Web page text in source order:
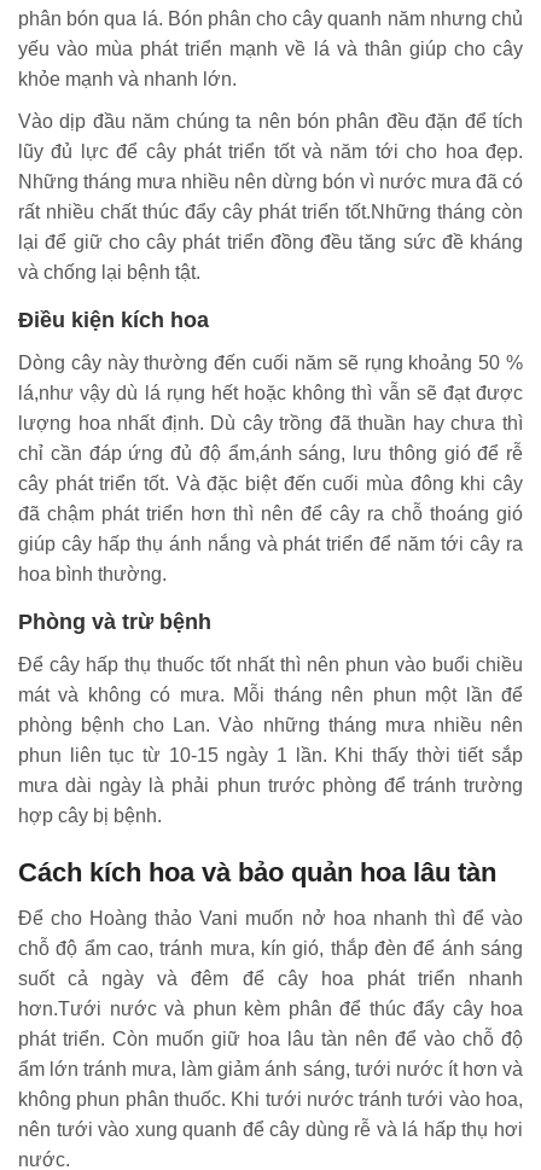
phân bón qua lá. Bón phân cho cây quanh năm nhưng chủ
yếu vào mùa phát triển mạnh về lá và thân giúp cho cây
khỏe mạnh và nhanh lớn.
Vào dịp đầu năm chúng ta nên bón phân đều đặn để tích
lũy đủ lực để cây phát triển tốt và năm tới cho hoa đẹp.
Những tháng mưa nhiều nên dừng bón vì nước mưa đã có
rất nhiều chất thúc đẩy cây phát triển tốt.Những tháng còn
lại để giữ cho cây phát triển đồng đều tăng sức đề kháng
và chống lại bệnh tật.
Điều kiện kích hoa
Dòng cây này thường đến cuối năm sẽ rụng khoảng 50 %
lá,như vậy dù lá rụng hết hoặc không thì vẫn sẽ đạt được
lượng hoa nhất định. Dù cây trồng đã thuần hay chưa thì
chỉ cần đáp ứng đủ độ ẩm,ánh sáng, lưu thông gió để rễ
cây phát triển tốt. Và đặc biệt đến cuối mùa đông khi cây
đã chậm phát triển hơn thì nên để cây ra chỗ thoáng gió
giúp cây hấp thụ ánh nắng và phát triển để năm tới cây ra
hoa bình thường.
Phòng và trừ bệnh
Để cây hấp thụ thuốc tốt nhất thì nên phun vào buổi chiều
mát và không có mưa. Mỗi tháng nên phun một lần để
phòng bệnh cho Lan. Vào những tháng mưa nhiều nên
phun liên tục từ 10-15 ngày 1 lần. Khi thấy thời tiết sắp
mưa dài ngày là phải phun trước phòng để tránh trường
hợp cây bị bệnh.
Cách kích hoa và bảo quản hoa lâu tàn
Để cho Hoàng thảo Vani muốn nở hoa nhanh thì để vào
chỗ độ ẩm cao, tránh mưa, kín gió, thắp đèn để ánh sáng
suốt cả ngày và đêm để cây hoa phát triển nhanh
hơn.Tưới nước và phun kèm phân để thúc đẩy cây hoa
phát triển. Còn muốn giữ hoa lâu tàn nên để vào chỗ độ
ẩm lớn tránh mưa, làm giảm ánh sáng, tưới nước ít hơn và
không phun phân thuốc. Khi tưới nước tránh tưới vào hoa,
nên tưới vào xung quanh để cây dùng rễ và lá hấp thụ hơi
nước.